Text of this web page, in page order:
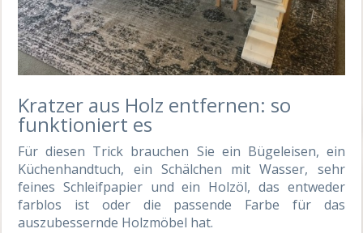
Kratzer aus Holz entfernen: so
funktioniert es
Für diesen Trick brauchen Sie ein Bügeleisen, ein
Küchenhandtuch, ein Schälchen mit Wasser, sehr
feines Schleifpapier und ein Holzöl, das entweder
farblos ist oder die passende Farbe für das
auszubessernde Holzmöbel hat.